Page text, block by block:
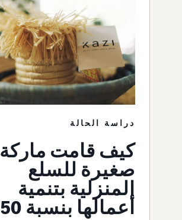
دراسة الحالة
كيف قامت ماركة
صغيرة للسلع
المنزلية بتنمية
أعمالها بنسبة 350%